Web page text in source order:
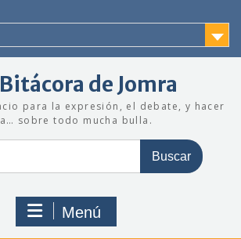
de Jomra
para la expresión, el debate, y hacer
sobre todo mucha bulla.
Menú